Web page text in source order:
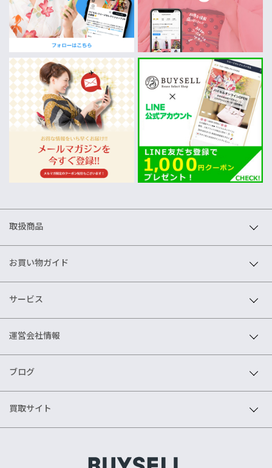
取扱商品
お買い物ガイド
サービス
運営会社情報
ブログ
買取サイト